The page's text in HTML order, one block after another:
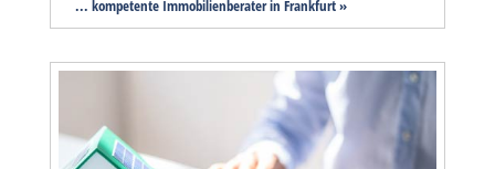
... kompetente Immobilienberater in Frankfurt »